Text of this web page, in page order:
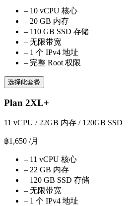
– 10 vCPU 核心
– 20 GB 内存
– 110 GB SSD 存储
– 无限带宽
– 1 个 IPv4 地址
– 完整 Root 权限
选择此套餐
Plan 2XL+
11 vCPU / 22GB 内存 / 120GB SSD
฿1,650 /月
– 11 vCPU 核心
– 22 GB 内存
– 120 GB SSD 存储
– 无限带宽
– 1 个 IPv4 地址